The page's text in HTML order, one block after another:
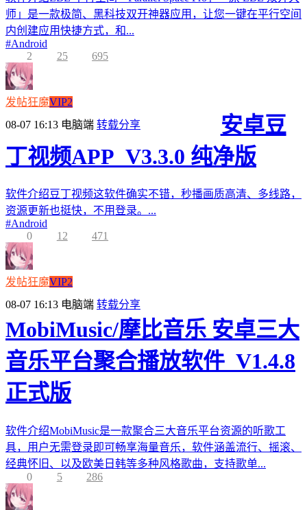
师」是一款极简、黑科技双开神器应用，让您一键在平行空间
内创建应用快捷方式，和...
#Android
2
25 695
发帖狂魔VIP2
08-07 16:13 电脑端 转载分享
安卓豆
丁视频APP_V3.3.0 纯净版
软件介绍豆丁视频这软件确实不错，秒播画质高清、多线路，
资源更新也挺快，不用登录。...
#Android
0
12 471
发帖狂魔VIP2
08-07 16:13 电脑端 转载分享
MobiMusic/摩比音乐 安卓三大
音乐平台聚合播放软件_V1.4.8
正式版
软件介绍MobiMusic是一款聚合三大音乐平台资源的听歌工
具，用户无需登录即可畅享海量音乐，软件涵盖流行、摇滚、
经典怀旧、以及欧美日韩等多种风格歌曲，支持歌单...
0
5 286